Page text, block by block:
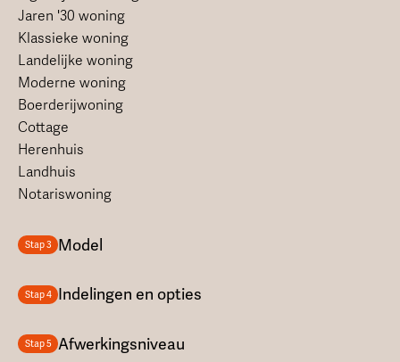
Jaren '30 woning
Klassieke woning
Landelijke woning
Moderne woning
Boerderijwoning
Cottage
Herenhuis
Landhuis
Notariswoning
Stap 3 Model
Stap 4 Indelingen en opties
Stap 5 Afwerkingsniveau